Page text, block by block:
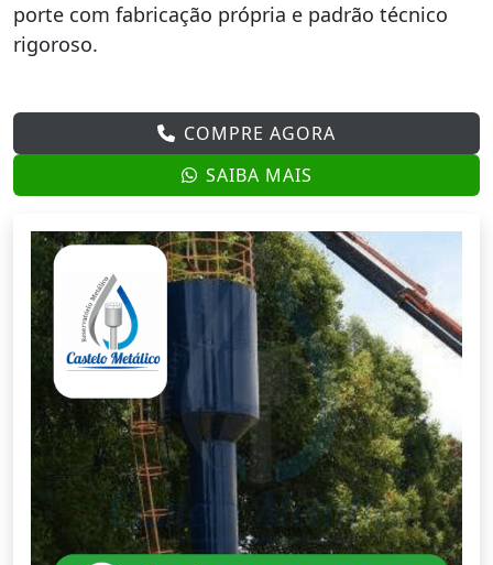
porte com fabricação própria e padrão técnico
rigoroso.
COMPRE AGORA
SAIBA MAIS